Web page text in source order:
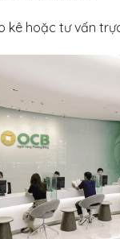
kê hoặc tư vấn